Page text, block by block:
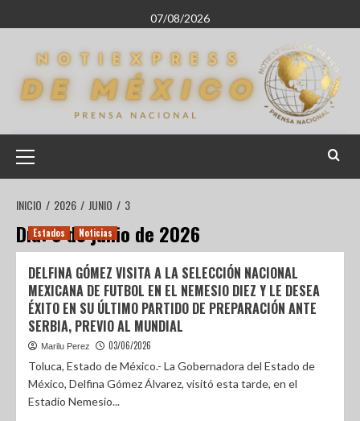
07/08/2026
INICIO 2026 JUNIO 3
Día:3 de junio de 2026
Estados Noticias
DELFINA GÓMEZ VISITA A LA SELECCIÓN NACIONAL
MEXICANA DE FUTBOL EN EL NEMESIO DIEZ Y LE DESEA
ÉXITO EN SU ÚLTIMO PARTIDO DE PREPARACIÓN ANTE
SERBIA, PREVIO AL MUNDIAL
Marilu Perez 03/06/2026
Toluca, Estado de México.- La Gobernadora del Estado de
México, Delfina Gómez Álvarez, visitó esta tarde, en el
Estadio Nemesio...